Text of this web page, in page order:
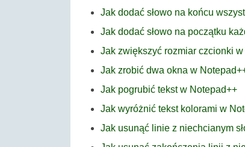
Jak dodać słowo na końcu
Jak dodać słowo na początku
Jak zwiększyć rozmiar czcionki
Jak zrobić dwa okna w
Jak pogrubić tekst w Notepad++
Jak wyróżnić tekst kolorami w
Jak usunąć linie z niechcianym